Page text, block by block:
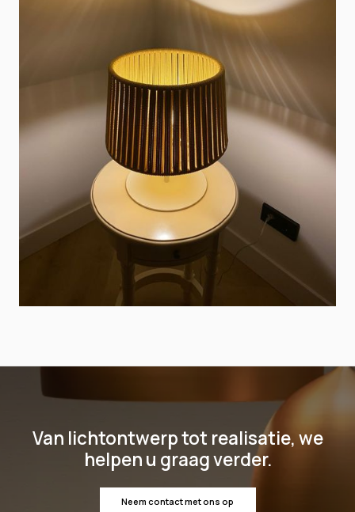
Van lichtontwerp tot realisatie, we
helpen u graag verder.
Neem contact met ons op